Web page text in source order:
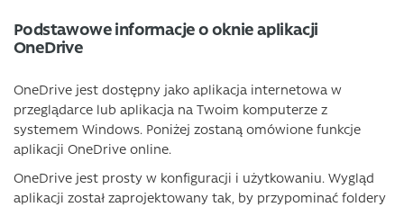
Podstawowe informacje o oknie aplikacji
OneDrive
OneDrive jest dostępny jako aplikacja internetowa w
przeglądarce lub aplikacja na Twoim komputerze z
systemem Windows. Poniżej zostaną omówione funkcje
aplikacji OneDrive online.
OneDrive jest prosty w konfiguracji i użytkowaniu. Wygląd
aplikacji został zaprojektowany tak, by przypominać foldery